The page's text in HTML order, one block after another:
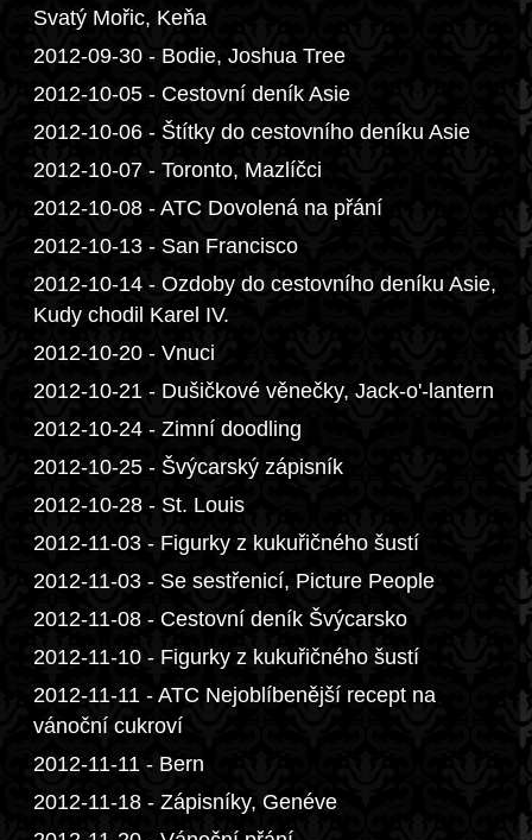
Svatý Mořic, Keňa
2012-09-30 - Bodie, Joshua Tree
2012-10-05 - Cestovní deník Asie
2012-10-06 - Štítky do cestovního deníku Asie
2012-10-07 - Toronto, Mazlíčci
2012-10-08 - ATC Dovolená na přání
2012-10-13 - San Francisco
2012-10-14 - Ozdoby do cestovního deníku Asie,
Kudy chodil Karel IV.
2012-10-20 - Vnuci
2012-10-21 - Dušičkové věnečky, Jack-o'-lantern
2012-10-24 - Zimní doodling
2012-10-25 - Švýcarský zápisník
2012-10-28 - St. Louis
2012-11-03 - Figurky z kukuřičného šustí
2012-11-03 - Se sestřenicí, Picture People
2012-11-08 - Cestovní deník Švýcarsko
2012-11-10 - Figurky z kukuřičného šustí
2012-11-11 - ATC Nejoblíbenější recept na
vánoční cukroví
2012-11-11 - Bern
2012-11-18 - Zápisníky, Genéve